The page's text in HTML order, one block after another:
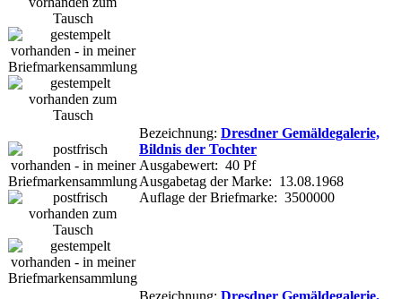
Bezeichnung: Dresdner Gemäldegalerie,
Bildnis der Tochter
Ausgabewert: 40 Pf
Ausgabetag der Marke: 13.08.1968
Auflage der Briefmarke: 3500000
Bezeichnung: Dresdner Gemäldegalerie,